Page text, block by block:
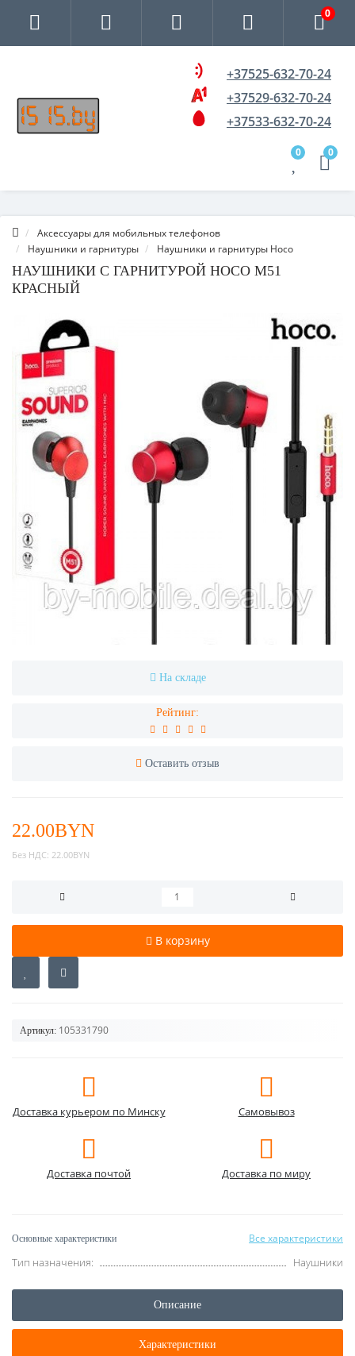
0
+37525-632-70-24
+37529-632-70-24
+37533-632-70-24
0 0
Аксессуары для мобильных телефонов
Наушники и гарнитуры
Наушники и гарнитуры Hoco
НАУШНИКИ С ГАРНИТУРОЙ HOCO M51
КРАСНЫЙ
На складе
Рейтинг:
Оставить отзыв
22.00BYN
Без НДС: 22.00BYN
В корзину
Артикул: 105331790
Доставка курьером по Минску Самовывоз
Доставка почтой Доставка по миру
Основные характеристики Все характеристики
Тип назначения: Наушники
Описание
Характеристики